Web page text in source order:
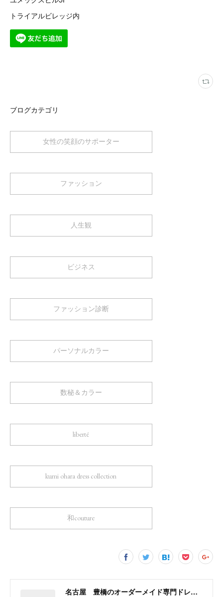
トライアルビレッジ内
ブログカテゴリ
女性の笑顔のサポーター
ファッション
人生観
ビジネス
ファッション診断
パーソナルカラー
数秘＆カラー
liberté
kumi ohara dress collection
和couture
名古屋 豊橋のオーダーメイド専門ドレスデザイナー KUMI OHARA